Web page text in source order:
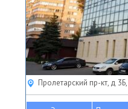
Пролетарский пр-кт, д